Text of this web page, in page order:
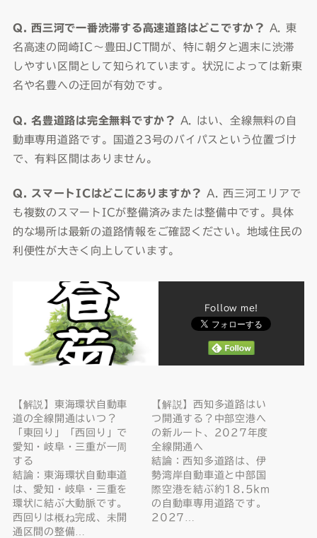
Q. 西三河で一番渋滞する高速道路はどこですか？
A. 東
名高速の岡崎IC〜豊田JCT間が、特に朝夕と週末に渋滞
しやすい区間として知られています。状況によっては新東
名や名豊への迂回が有効です。
Q. 名豊道路は完全無料ですか？
A. はい、全線無料の自
動車専用道路です。国道23号のバイパスという位置づけ
で、有料区間はありません。
Q. スマートICはどこにありますか？
A. 西三河エリアで
も複数のスマートICが整備済みまたは整備中です。具体
的な場所は最新の道路情報をご確認ください。地域住民の
利便性が大きく向上しています。
Follow me!
【解説】東海環状自動車
道の全線開通はいつ？
「東回り」「西回り」で
愛知・岐阜・三重が一周
する
結論：東海環状自動車道
は、愛知・岐阜・三重を
環状に結ぶ大動脈です。
西回りは概ね完成、未開
通区間の整備…
【解説】西知多道路はい
つ開通する？中部空港へ
の新ルート、2027年度
全線開通へ
結論：西知多道路は、伊
勢湾岸自動車道と中部国
際空港を結ぶ約18.5km
の自動車専用道路です。
2027…